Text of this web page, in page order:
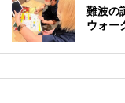
難波の
ウォー